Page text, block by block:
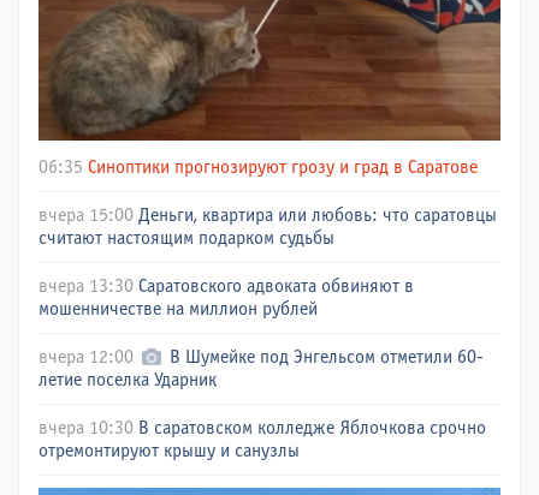
06:35 Синоптики прогнозируют грозу и град в Саратове
вчера 15:00 Деньги, квартира или любовь: что саратовцы
считают настоящим подарком судьбы
вчера 13:30 Саратовского адвоката обвиняют в
мошенничестве на миллион рублей
вчера 12:00
В Шумейке под Энгельсом отметили 60-
летие поселка Ударник
вчера 10:30 В саратовском колледже Яблочкова срочно
отремонтируют крышу и санузлы